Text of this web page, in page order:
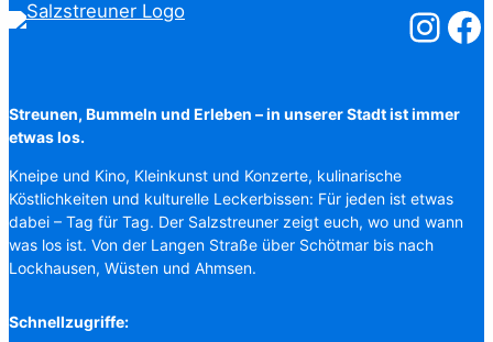
Streunen, Bummeln und Erleben – in unserer Stadt ist immer
etwas los.
Kneipe und Kino, Kleinkunst und Konzerte, kulinarische
Köstlichkeiten und kulturelle Leckerbissen: Für jeden ist etwas
dabei – Tag für Tag. Der Salzstreuner zeigt euch, wo und wann
was los ist. Von der Langen Straße über Schötmar bis nach
Lockhausen, Wüsten und Ahmsen.
Schnellzugriffe: